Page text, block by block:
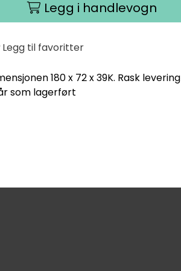
Legg i handlevogn
Legg til favoritter
180 x 72 x 39K. Rask levering
som lagerført